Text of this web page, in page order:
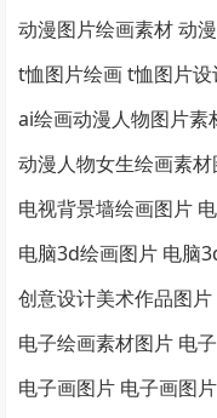
动漫图片绘画素材 动
t恤图片绘画 t恤图片设
ai绘画动漫人物图片素
动漫人物女生绘画素
电视背景墙绘画图片
电脑3d绘画图片 电脑
创意设计美术作品图
电子绘画素材图片 电
电子画图片 电子画图